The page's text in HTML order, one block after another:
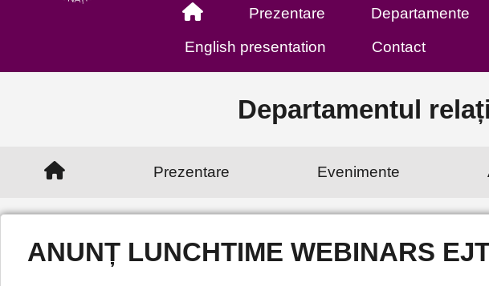
Prezentare Departamente
English presentation
Contact
Departamentul
Prezentare Evenimente
ANUNȚ LUNCHTIME WEBINARS